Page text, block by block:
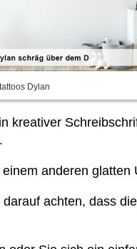
Dylan
kreativer
anderen glatten
achten, dass